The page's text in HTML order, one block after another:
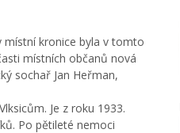
místní kronice byla v tomto
místních občanů nová
sochař Jan Heřman,
Je z roku 1933.
Po pětileté nemoci